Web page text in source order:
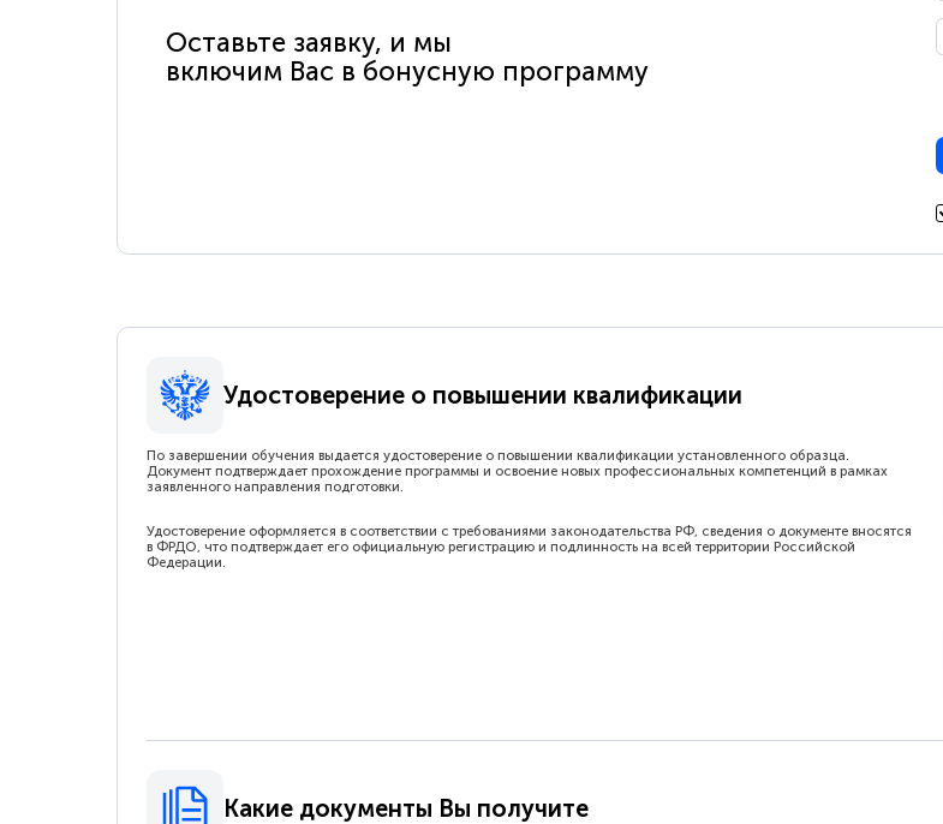
Оставьте заявку, и мы
включим Вас в бонусную программу
Удостоверение о повышении квалификации
По завершении обучения выдается удостоверение о повышении квалификации установленного образца.
Документ подтверждает прохождение программы и освоение новых профессиональных компетенций в рамках
заявленного направления подготовки.
Удостоверение оформляется в соответствии с требованиями законодательства РФ, сведения о документе вносятся
в ФРДО, что подтверждает его официальную регистрацию и подлинность на всей территории Российской
Федерации.
Какие документы Вы получите